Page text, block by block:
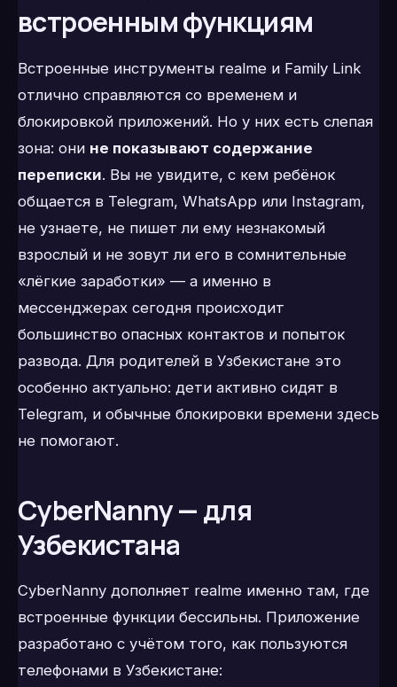
встроенным функциям
Встроенные инструменты realme и Family Link
отлично справляются со временем и
блокировкой приложений. Но у них есть слепая
зона: они не показывают содержание
переписки. Вы не увидите, с кем ребёнок
общается в Telegram, WhatsApp или Instagram,
не узнаете, не пишет ли ему незнакомый
взрослый и не зовут ли его в сомнительные
«лёгкие заработки» — а именно в
мессенджерах сегодня происходит
большинство опасных контактов и попыток
развода. Для родителей в Узбекистане это
особенно актуально: дети активно сидят в
Telegram, и обычные блокировки времени здесь
не помогают.
CyberNanny — для
Узбекистана
CyberNanny дополняет realme именно там, где
встроенные функции бессильны. Приложение
разработано с учётом того, как пользуются
телефонами в Узбекистане: